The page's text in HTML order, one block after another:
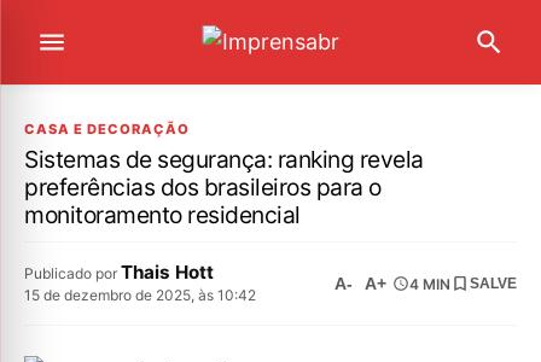
CASA E DECORAÇÃO
Sistemas de segurança: ranking revela
preferências dos brasileiros para o
monitoramento residencial
Publicado por Thais Hott
15 de dezembro de 2025, às 10:42
A- A+ 4 MIN SALVE